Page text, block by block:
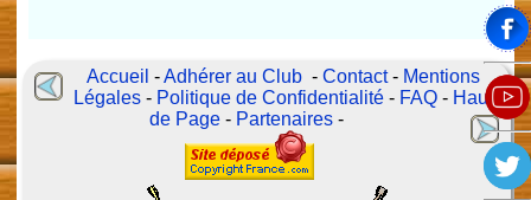
Accueil -Adhérer au Club -Contact- Mentions
Légales - Politique de Confidentialité - FAQ - Haut
de Page - Partenaires -